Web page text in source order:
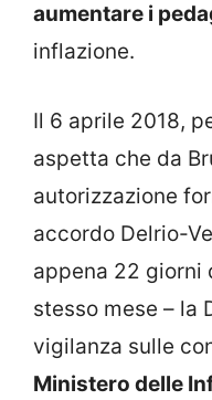
aumentare i
inflazione.
Il 6 aprile 2018,
aspetta che da
autorizzazione
accordo Delrio-
appena 22 giorni
stesso mese – la
vigilanza sulle
Ministero delle